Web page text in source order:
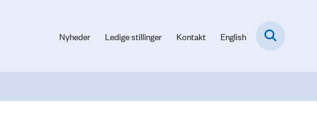
Nyheder Ledige stillinger Kontakt English